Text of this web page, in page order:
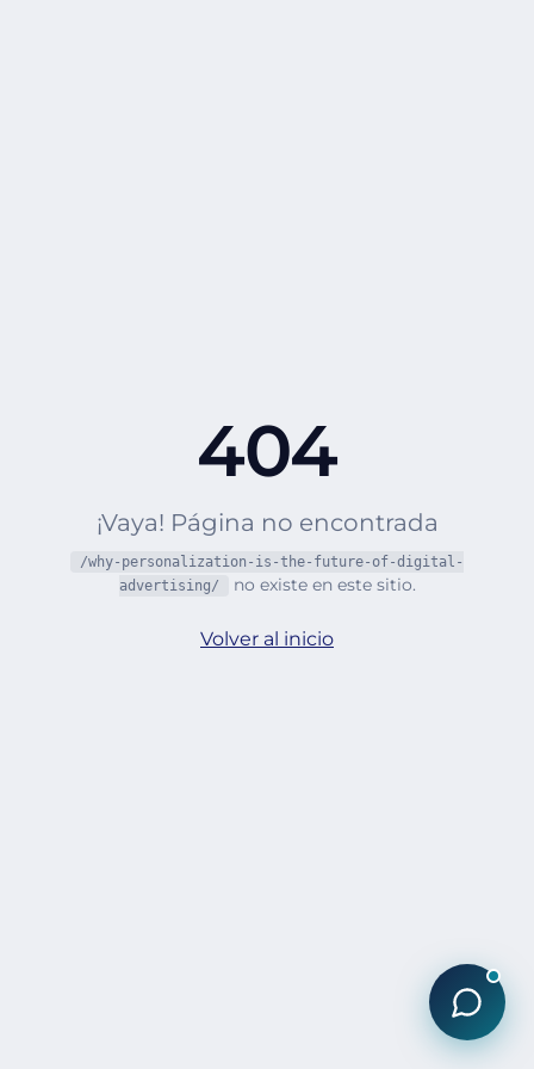
404
¡Vaya! Página no encontrada
/why-personalization-is-the-future-of-digital-
advertising/
no existe en este sitio.
Volver al inicio